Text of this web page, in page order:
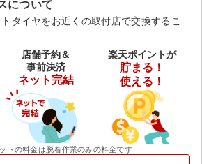
について
タイヤをお近くの取付店で交換するこ
店舗予約＆
事前決済
ネット完結
楽天ポイントが
貯まる！
使える！
トの料金は脱着作業のみの料金です